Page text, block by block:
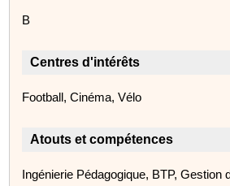
B
Centres d'intérêts
Football, Cinéma, Vélo
Atouts et compétences
Ingénierie Pédagogique, BTP, Gestion